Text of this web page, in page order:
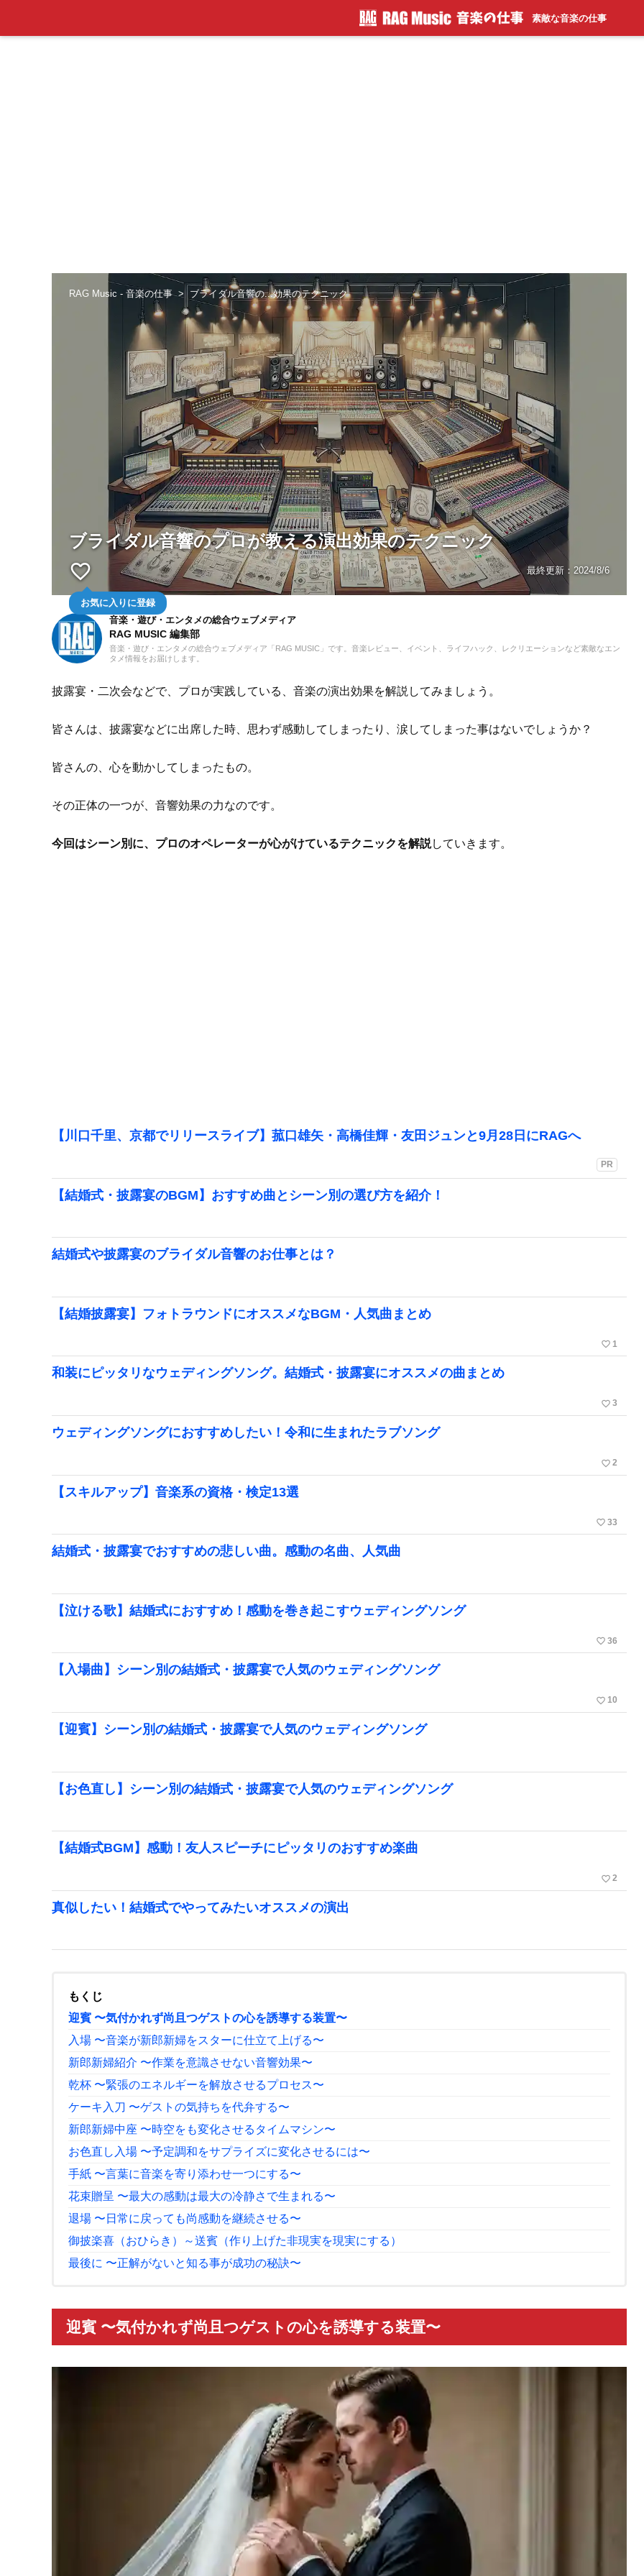
素敵な音楽の仕事
RAG Music - 音楽の仕事 ブライダル音響の...効果のテクニック
ブライダル音響のプロが教える演出効果のテクニック
favorite_border
お気に入りに登録
最終更新： 2024/8/6
音楽・遊び・エンタメの総合ウェブメディア
RAG MUSIC 編集部
音楽・遊び・エンタメの総合ウェブメディア「RAG MUSIC」です。音楽レビュー、イベント、ライフハック、レクリエーションなど素敵なエン
タメ情報をお届けします。
披露宴・二次会などで、プロが実践している、音楽の演出効果を解説してみましょう。
皆さんは、披露宴などに出席した時、思わず感動してしまったり、涙してしまった事はないでしょうか？
皆さんの、心を動かしてしまったもの。
その正体の一つが、音響効果の力なのです。
今回はシーン別に、プロのオペレーターが心がけているテクニックを解説していきます。
【川口千里、京都でリリースライブ】菰口雄矢・高橋佳輝・友田ジュンと9月28日にRAGへ
PR
【結婚式・披露宴のBGM】おすすめ曲とシーン別の選び方を紹介！
結婚式や披露宴のブライダル音響のお仕事とは？
【結婚披露宴】フォトラウンドにオススメなBGM・人気曲まとめ
favorite_border 1
和装にピッタリなウェディングソング。結婚式・披露宴にオススメの曲まとめ
favorite_border 3
ウェディングソングにおすすめしたい！令和に生まれたラブソング
favorite_border 2
【スキルアップ】音楽系の資格・検定13選
favorite_border 33
結婚式・披露宴でおすすめの悲しい曲。感動の名曲、人気曲
【泣ける歌】結婚式におすすめ！感動を巻き起こすウェディングソング
favorite_border 36
【入場曲】シーン別の結婚式・披露宴で人気のウェディングソング
favorite_border 10
【迎賓】シーン別の結婚式・披露宴で人気のウェディングソング
【お色直し】シーン別の結婚式・披露宴で人気のウェディングソング
【結婚式BGM】感動！友人スピーチにピッタリのおすすめ楽曲
favorite_border 2
真似したい！結婚式でやってみたいオススメの演出
もくじ
迎賓 〜気付かれず尚且つゲストの心を誘導する装置〜
入場 〜音楽が新郎新婦をスターに仕立て上げる〜
新郎新婦紹介 〜作業を意識させない音響効果〜
乾杯 〜緊張のエネルギーを解放させるプロセス〜
ケーキ入刀 〜ゲストの気持ちを代弁する〜
新郎新婦中座 〜時空をも変化させるタイムマシン〜
お色直し入場 〜予定調和をサプライズに変化させるには〜
手紙 〜言葉に音楽を寄り添わせ一つにする〜
花束贈呈 〜最大の感動は最大の冷静さで生まれる〜
退場 〜日常に戻っても尚感動を継続させる〜
御披楽喜（おひらき）～送賓（作り上げた非現実を現実にする）
最後に 〜正解がないと知る事が成功の秘訣〜
迎賓 〜気付かれず尚且つゲストの心を誘導する装置〜